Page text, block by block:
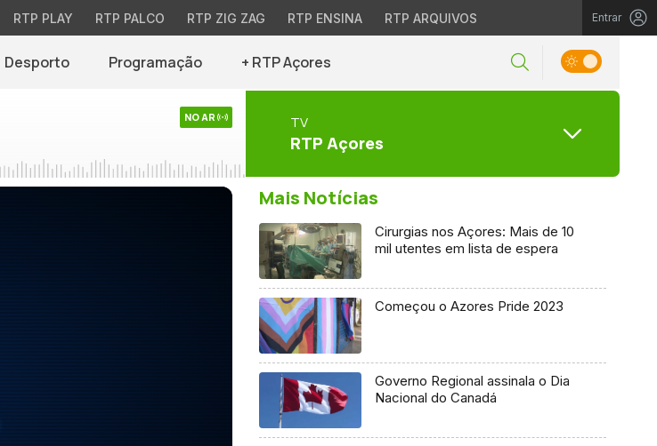
RTP PLAY RTP PALCO RTP ZIG ZAG RTP ENSINA RTP ARQUIVOS Entrar
Desporto Programação + RTP Açores
NO AR TV
RTP Açores
Mais Notícias
Cirurgias nos Açores: Mais de 10
mil utentes em lista de espera
Começou o Azores Pride 2023
Governo Regional assinala o Dia
Nacional do Canadá